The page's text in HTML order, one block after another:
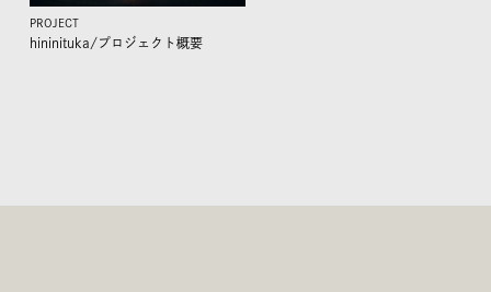
PROJECT
hininituka/プロジェクト概要